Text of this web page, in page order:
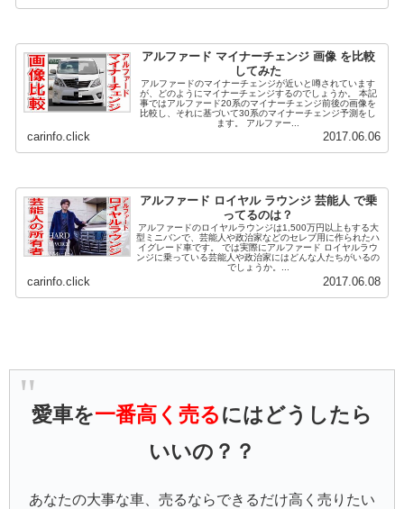
アルファード マイナーチェンジ 画像 を比較
してみた
アルファードのマイナーチェンジが近いと噂されています
が、どのようにマイナーチェンジするのでしょうか。 本記
事ではアルファード20系のマイナーチェンジ前後の画像を
比較し、それに基づいて30系のマイナーチェンジ予測をし
ます。 アルファー...
carinfo.click 2017.06.06
アルファード ロイヤル ラウンジ 芸能人 で乗
ってるのは？
アルファードのロイヤルラウンジは1,500万円以上もする大
型ミニバンで、芸能人や政治家などのセレブ用に作られたハ
イグレード車です。 では実際にアルファード ロイヤルラウ
ンジに乗っている芸能人や政治家にはどんな人たちがいるの
でしょうか。...
carinfo.click 2017.06.08
愛車を一番高く売るにはどうしたら
いいの？？
あなたの大事な車、売るならできるだけ高く売りたい